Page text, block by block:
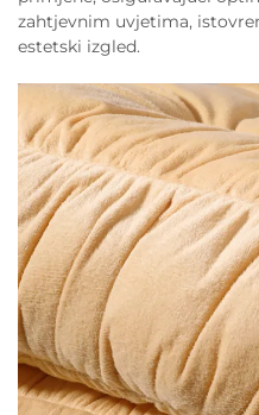
zahtjevnim uvjetima,
estetski izgled.